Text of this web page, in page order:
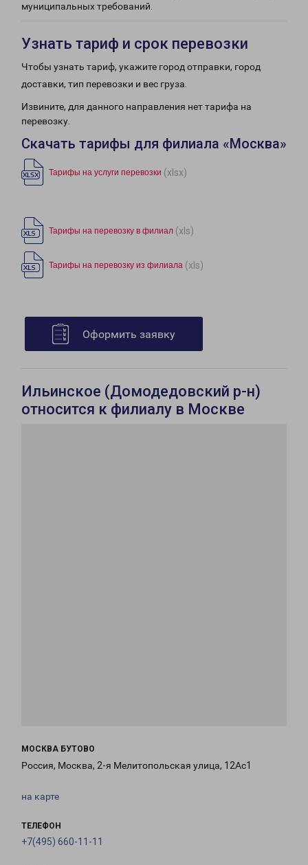
муниципальных требований.
Узнать тариф и срок перевозки
Чтобы узнать тариф, укажите город отправки, город
доставки, тип перевозки и вес груза.
Извините, для данного направления нет тарифа на
перевозку.
Скачать тарифы для филиала «Москва»
Тарифы на услуги перевозки (xlsx)
Тарифы на перевозку в филиал (xls)
Тарифы на перевозку из филиала (xls)
Оформить заявку
Ильинское (Домодедовский р-н)
относится к филиалу в Москве
МОСКВА БУТОВО
Россия, Москва, 2-я Мелитопольская улица, 12Ас1
на карте
ТЕЛЕФОН
+7(495) 660-11-11